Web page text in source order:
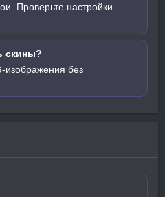
Проверьте настройки
скины?
изображения без